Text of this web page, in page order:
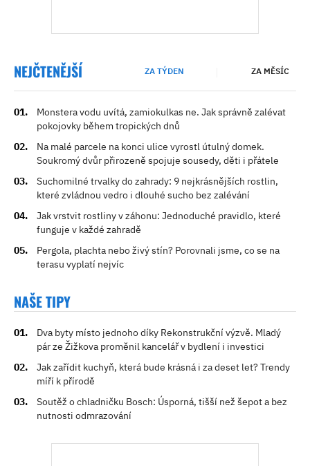
NEJČTENĚJŠÍ ZA TÝDEN ZA MĚSÍC
Monstera vodu uvítá, zamiokulkas ne. Jak správně zalévat
pokojovky během tropických dnů
Na malé parcele na konci ulice vyrostl útulný domek.
Soukromý dvůr přirozeně spojuje sousedy, děti i přátele
Suchomilné trvalky do zahrady: 9 nejkrásnějších rostlin,
které zvládnou vedro i dlouhé sucho bez zalévání
Jak vrstvit rostliny v záhonu: Jednoduché pravidlo, které
funguje v každé zahradě
Pergola, plachta nebo živý stín? Porovnali jsme, co se na
terasu vyplatí nejvíc
NAŠE TIPY
Dva byty místo jednoho díky Rekonstrukční výzvě. Mladý
pár ze Žižkova proměnil kancelář v bydlení i investici
Jak zařídit kuchyň, která bude krásná i za deset let? Trendy
míří k přírodě
Soutěž o chladničku Bosch: Úsporná, tišší než šepot a bez
nutnosti odmrazování